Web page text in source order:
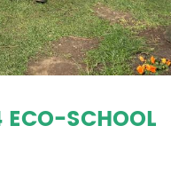
SCHOOL